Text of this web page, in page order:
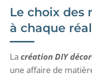
Le choix des
à chaque
La création DIY
une affaire de